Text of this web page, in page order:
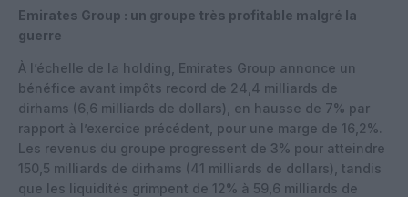
Emirates Group : un groupe très profitable malgré la
guerre
À l’échelle de la holding, Emirates Group annonce un
bénéfice avant impôts record de 24,4 milliards de
dirhams (6,6 milliards de dollars), en hausse de 7% par
rapport à l’exercice précédent, pour une marge de 16,2%.
Les revenus du groupe progressent de 3% pour atteindre
150,5 milliards de dirhams (41 milliards de dollars), tandis
que les liquidités grimpent de 12% à 59,6 milliards de